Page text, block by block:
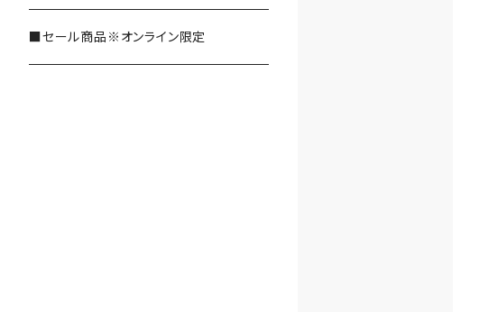
・OTHER(LOUD/JUNK/RAP/ et
c...)
■セール商品※オンライン限定